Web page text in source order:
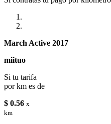
March Active 2017
miituo
Si tu tarifa
por km es de
$ 0.56 x
km